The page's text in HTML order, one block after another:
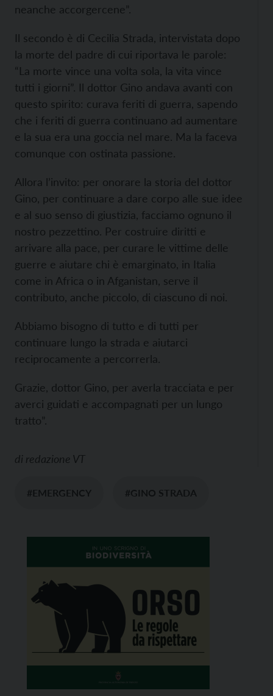
neanche accorgercene”.
Il secondo è di Cecilia Strada, intervistata dopo
la morte del padre di cui riportava le parole:
“La morte vince una volta sola, la vita vince
tutti i giorni”. Il dottor Gino andava avanti con
questo spirito: curava feriti di guerra, sapendo
che i feriti di guerra continuano ad aumentare
e la sua era una goccia nel mare. Ma la faceva
comunque con ostinata passione.
Allora l’invito: per onorare la storia del dottor
Gino, per continuare a dare corpo alle sue idee
e al suo senso di giustizia, facciamo ognuno il
nostro pezzettino. Per costruire diritti e
arrivare alla pace, per curare le vittime delle
guerre e aiutare chi è emarginato, in Italia
come in Africa o in Afganistan, serve il
contributo, anche piccolo, di ciascuno di noi.
Abbiamo bisogno di tutto e di tutti per
continuare lungo la strada e aiutarci
reciprocamente a percorrerla.
Grazie, dottor Gino, per averla tracciata e per
averci guidati e accompagnati per un lungo
tratto”.
di redazione VT
#EMERGENCY #GINO STRADA